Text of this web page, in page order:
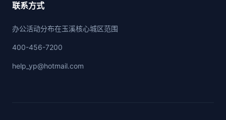
联系方式
办公活动分布在玉溪核心城区范围
400-456-7200
help_yp@hotmail.com